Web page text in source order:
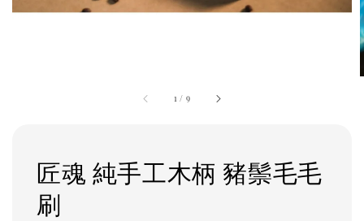
1 / 9
匠魂 純手工木柄 豬鬃毛毛
刷